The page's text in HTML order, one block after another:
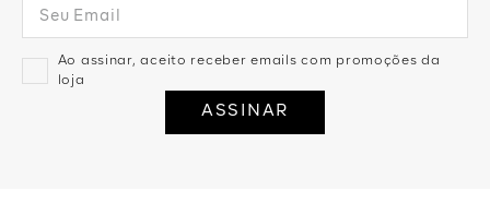
Ao assinar, aceito receber emails com promoções da
loja
ASSINAR